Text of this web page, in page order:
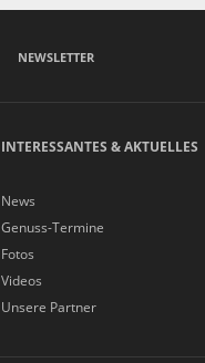
NEWSLETTER
INTERESSANTES & AKTUELLES
News
Genuss-Termine
Fotos
Videos
Unsere Partner